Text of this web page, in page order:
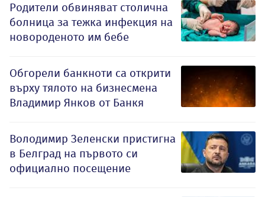
Родители обвиняват столична
болница за тежка инфекция на
новороденото им бебе
Обгорели банкноти са открити
върху тялото на бизнесмена
Владимир Янков от Банкя
Володимир Зеленски пристигна
в Белград на първото си
официално посещение